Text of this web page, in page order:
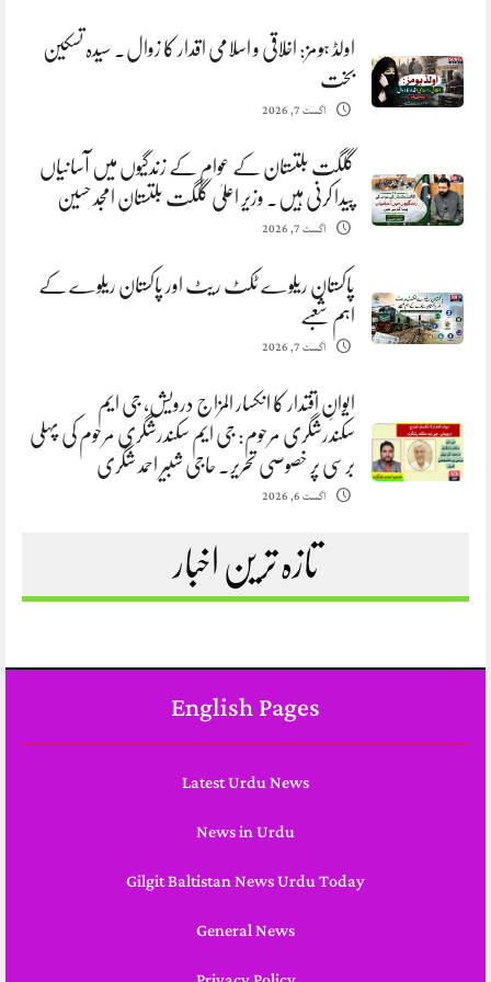
اولڈ ہومز: اخلاقی و اسلامی اقدار کا زوال. سیدہ تسکین
بخت
اگست 7, 2026
گلگت بلتستان کے عوام کے زندگیوں میں آسانیاں
پیدا کرنی ہیں. وزیر اعلیٰ گلگت بلتستان امجد حسین
اگست 7, 2026
پاکستان ریلوے ٹکٹ ریٹ اور پاکستان ریلوے کے
اہم شعبے
اگست 7, 2026
ایوانِ اقتدار کا انکسار المزاج درویش، جی ایم
سکندرشگری مرحوم: جی ایم سکندرشگری مرحوم کی پہلی
برسی پر خصوصی تحریر. حاجی شبیر احمد شگری
اگست 6, 2026
تازہ ترین اخبار
English Pages
Latest Urdu News
News in Urdu
Gilgit Baltistan News Urdu Today
General News